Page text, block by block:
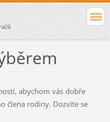
abychom vás dobře
člena rodiny. Dozvíte se